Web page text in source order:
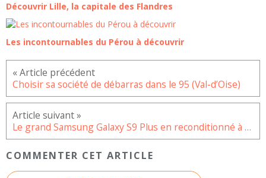
Découvrir Lille, la capitale des Flandres
Les incontournables du Pérou à découvrir
Choisir sa société de débarras dans le 95 (Val-d’Oise)
Le grand Samsung Galaxy S9 Plus en reconditionné à petit prix
COMMENTER CET ARTICLE